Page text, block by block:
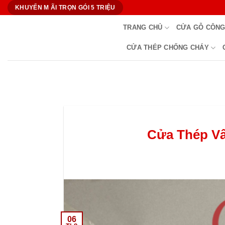
Bỏ
KHUYẾN M ÃI TRỌN GÓI 5 TRIỆU
TRANG CHỦ CỬA GỖ
CỬA THÉP CHỐNG CHÁY
Cửa Thép
06